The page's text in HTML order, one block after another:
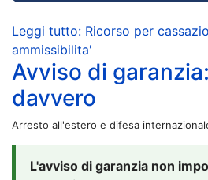
Leggi tutto: Ricorso per
ammissibilita'
Avviso di
davvero
Arresto all'estero e difesa
L'avviso di garanzia non